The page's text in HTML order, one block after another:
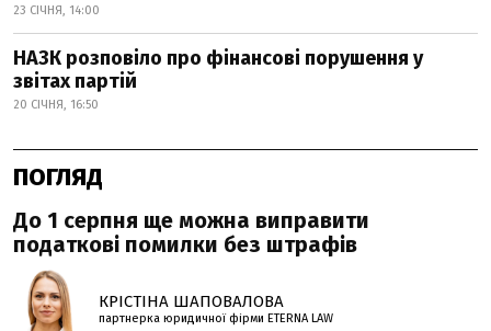
23 СІЧНЯ, 14:00
НАЗК розповіло про фінансові порушення у
звітах партій
20 СІЧНЯ, 16:50
ПОГЛЯД
До 1 серпня ще можна виправити
податкові помилки без штрафів
КРІСТІНА ШАПОВАЛОВА
партнерка юридичної фірми ETERNA LAW